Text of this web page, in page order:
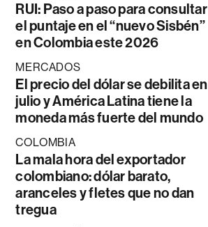
RUI: Paso a paso para consultar
el puntaje en el “nuevo Sisbén”
en Colombia este 2026
MERCADOS
El precio del dólar se debilita en
julio y América Latina tiene la
moneda más fuerte del mundo
COLOMBIA
La mala hora del exportador
colombiano: dólar barato,
aranceles y fletes que no dan
tregua